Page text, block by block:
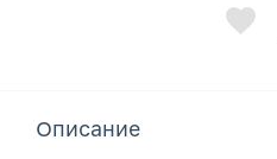
Описание